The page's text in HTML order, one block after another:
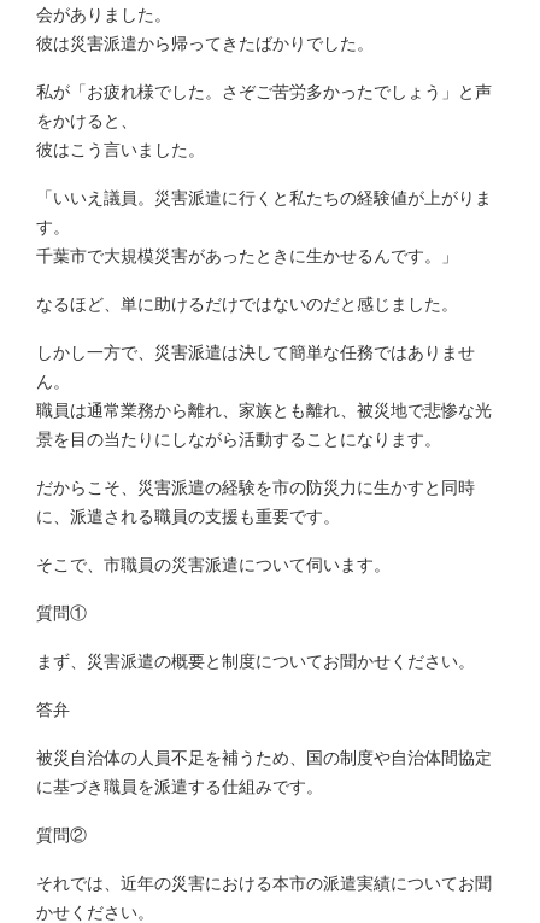
会がありました。
彼は災害派遣から帰ってきたばかりでした。
私が「お疲れ様でした。さぞご苦労多かったでしょう」と声
をかけると、
彼はこう言いました。
「いいえ議員。災害派遣に行くと私たちの経験値が上がりま
す。
千葉市で大規模災害があったときに生かせるんです。」
なるほど、単に助けるだけではないのだと感じました。
しかし一方で、災害派遣は決して簡単な任務ではありませ
ん。
職員は通常業務から離れ、家族とも離れ、被災地で悲惨な光
景を目の当たりにしながら活動することになります。
だからこそ、災害派遣の経験を市の防災力に生かすと同時
に、派遣される職員の支援も重要です。
そこで、市職員の災害派遣について伺います。
質問①
まず、災害派遣の概要と制度についてお聞かせください。
答弁
被災自治体の人員不足を補うため、国の制度や自治体間協定
に基づき職員を派遣する仕組みです。
質問②
それでは、近年の災害における本市の派遣実績についてお聞
かせください。